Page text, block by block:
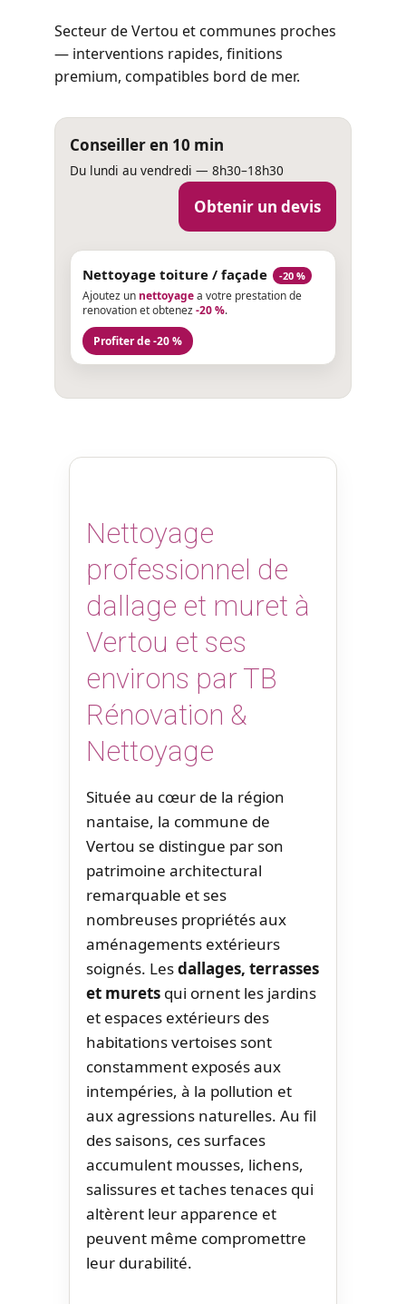
Secteur de Vertou et communes proches
— interventions rapides, finitions
premium, compatibles bord de mer.
Conseiller en 10 min
Du lundi au vendredi — 8h30–18h30
Obtenir un devis
Nettoyage toiture / façade -20 %
Ajoutez un nettoyagea votre prestation de
renovation et obtenez-20 %.
Profiter de -20 %
Nettoyage
professionnel de
dallage et muret à
Vertou et ses
environs par TB
Rénovation &
Nettoyage
Située au cœur de la région
nantaise, la commune de
Vertou se distingue par son
patrimoine architectural
remarquable et ses
nombreuses propriétés aux
aménagements extérieurs
soignés. Lesdallages, terrasses
et murets qui ornent les jardins
et espaces extérieurs des
habitations vertoises sont
constamment exposés aux
intempéries, à la pollution et
aux agressions naturelles. Au fil
des saisons, ces surfaces
accumulent mousses, lichens,
salissures et taches tenaces qui
altèrent leur apparence et
peuvent même compromettre
leur durabilité.